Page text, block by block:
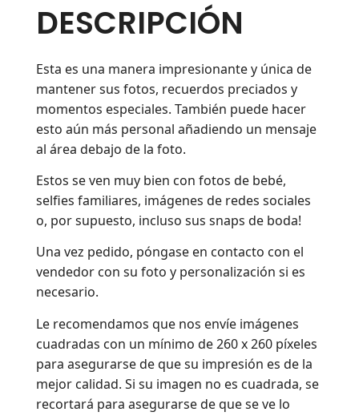
DESCRIPCIÓN
Esta es una manera impresionante y única de
mantener sus fotos, recuerdos preciados y
momentos especiales. También puede hacer
esto aún más personal añadiendo un mensaje
al área debajo de la foto.
Estos se ven muy bien con fotos de bebé,
selfies familiares, imágenes de redes sociales
o, por supuesto, incluso sus snaps de boda!
Una vez pedido, póngase en contacto con el
vendedor con su foto y personalización si es
necesario.
Le recomendamos que nos envíe imágenes
cuadradas con un mínimo de 260 x 260 píxeles
para asegurarse de que su impresión es de la
mejor calidad. Si su imagen no es cuadrada, se
recortará para asegurarse de que se ve lo